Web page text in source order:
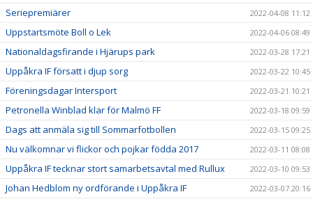
Seriepremiärer 2022-04-08 11:12
Uppstartsmöte Boll o Lek 2022-04-06 08:49
Nationaldagsfirande i Hjärups park 2022-03-28 17:21
Uppåkra IF försatt i djup sorg 2022-03-22 10:45
Föreningsdagar Intersport 2022-03-21 10:21
Petronella Winblad klar för Malmö FF 2022-03-18 09:59
Dags att anmäla sig till Sommarfotbollen 2022-03-15 09:25
Nu välkomnar vi flickor och pojkar födda 2017 2022-03-11 08:08
Uppåkra IF tecknar stort samarbetsavtal med Rullux 2022-03-10 09:53
Johan Hedblom ny ordförande i Uppåkra IF 2022-03-07 20:16